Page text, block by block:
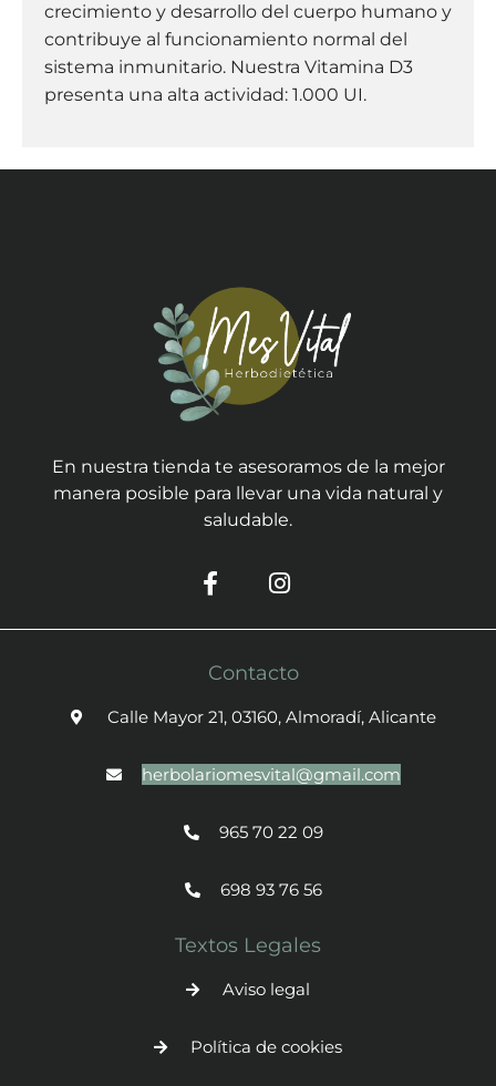
crecimiento y desarrollo del cuerpo humano y
contribuye al funcionamiento normal del
sistema inmunitario. Nuestra Vitamina D3
presenta una alta actividad: 1.000 UI.
En nuestra tienda te asesoramos de la mejor
manera posible para llevar una vida natural y
saludable.
Contacto
Calle Mayor 21, 03160, Almoradí, Alicante
herbolariomesvital@gmail.com
965 70 22 09
698 93 76 56
Textos Legales
Aviso legal
Política de cookies